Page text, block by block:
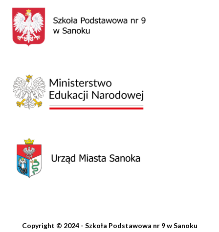
Copyright © 2024 - Szkoła Podstawowa nr 9 w Sanoku